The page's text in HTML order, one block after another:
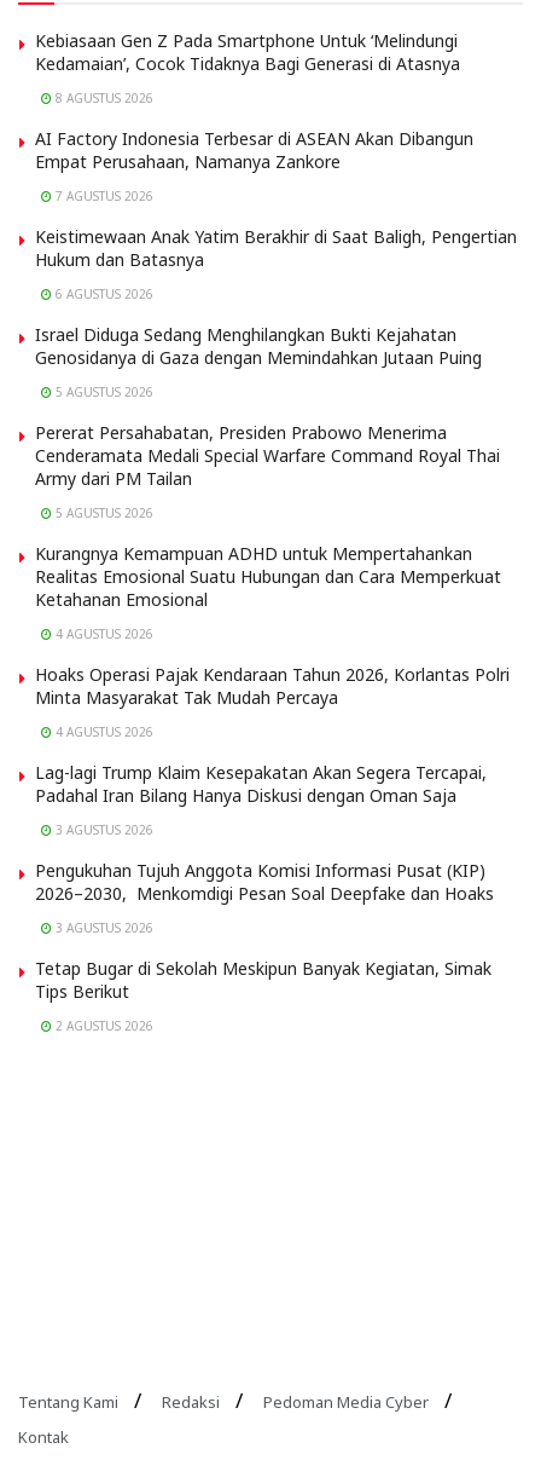
Kebiasaan Gen Z Pada Smartphone Untuk ‘Melindungi
Kedamaian’, Cocok Tidaknya Bagi Generasi di Atasnya
8 AGUSTUS 2026
AI Factory Indonesia Terbesar di ASEAN Akan Dibangun
Empat Perusahaan, Namanya Zankore
7 AGUSTUS 2026
Keistimewaan Anak Yatim Berakhir di Saat Baligh, Pengertian
Hukum dan Batasnya
6 AGUSTUS 2026
Israel Diduga Sedang Menghilangkan Bukti Kejahatan
Genosidanya di Gaza dengan Memindahkan Jutaan Puing
5 AGUSTUS 2026
Pererat Persahabatan, Presiden Prabowo Menerima
Cenderamata Medali Special Warfare Command Royal Thai
Army dari PM Tailan
5 AGUSTUS 2026
Kurangnya Kemampuan ADHD untuk Mempertahankan
Realitas Emosional Suatu Hubungan dan Cara Memperkuat
Ketahanan Emosional
4 AGUSTUS 2026
Hoaks Operasi Pajak Kendaraan Tahun 2026, Korlantas Polri
Minta Masyarakat Tak Mudah Percaya
4 AGUSTUS 2026
Lag-lagi Trump Klaim Kesepakatan Akan Segera Tercapai,
Padahal Iran Bilang Hanya Diskusi dengan Oman Saja
3 AGUSTUS 2026
Pengukuhan Tujuh Anggota Komisi Informasi Pusat (KIP)
2026–2030, Menkomdigi Pesan Soal Deepfake dan Hoaks
3 AGUSTUS 2026
Tetap Bugar di Sekolah Meskipun Banyak Kegiatan, Simak
Tips Berikut
2 AGUSTUS 2026
Tentang Kami Redaksi
Pedoman Media Cyber
Kontak